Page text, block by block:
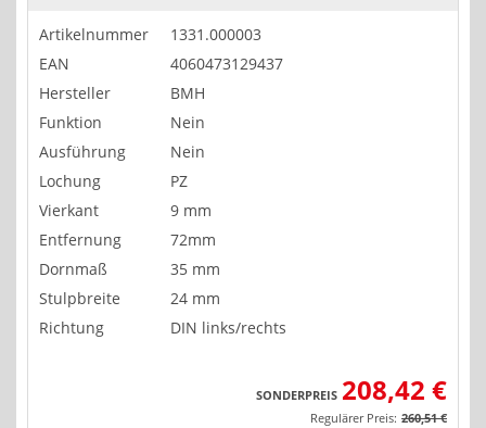
Artikelnummer
1331.000003
EAN
4060473129437
Hersteller
BMH
Funktion
Nein
Ausführung
Nein
Lochung
PZ
Vierkant
9 mm
Entfernung
72mm
Dornmaß
35 mm
Stulpbreite
24 mm
Richtung
DIN links/rechts
SONDERPREIS 208,42 €
Regulärer Preis: 260,51 €